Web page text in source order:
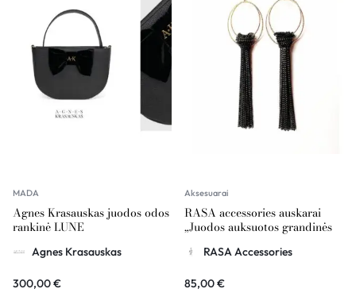
MADA
Agnes Krasauskas juodos odos
rankinė LUNE
Agnes Krasauskas
300,00€
Aksesuarai
RASA accessories auskarai
„Juodos auksuotos grandinės
RASA Accessories
85,00€